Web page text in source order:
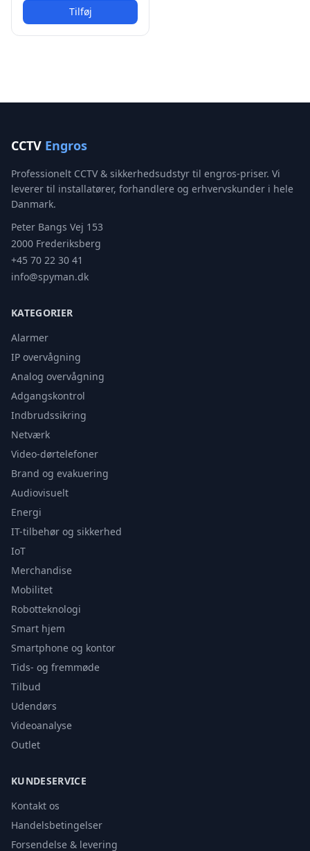
Tilføj
CCTV Engros
Professionelt CCTV & sikkerhedsudstyr til engros-priser. Vi
leverer til installatører, forhandlere og erhvervskunder i hele
Danmark.
Peter Bangs Vej 153
2000 Frederiksberg
+45 70 22 30 41
info@spyman.dk
KATEGORIER
Alarmer
IP overvågning
Analog overvågning
Adgangskontrol
Indbrudssikring
Netværk
Video-dørtelefoner
Brand og evakuering
Audiovisuelt
Energi
IT-tilbehør og sikkerhed
IoT
Merchandise
Mobilitet
Robotteknologi
Smart hjem
Smartphone og kontor
Tids- og fremmøde
Tilbud
Udendørs
Videoanalyse
Outlet
KUNDESERVICE
Kontakt os
Handelsbetingelser
Forsendelse & levering